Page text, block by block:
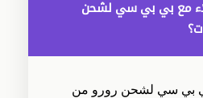
مع بي بي سي لشحن
بي بي سي لشحن رورو من